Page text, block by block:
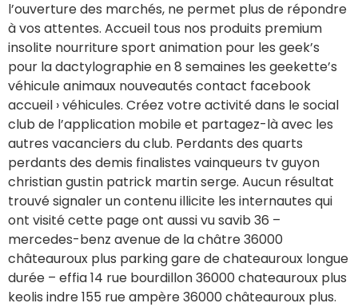
l’ouverture des marchés, ne permet plus de répondre
à vos attentes. Accueil tous nos produits premium
insolite nourriture sport animation pour les geek’s
pour la dactylographie en 8 semaines les geekette’s
véhicule animaux nouveautés contact facebook
accueil › véhicules. Créez votre activité dans le social
club de l’application mobile et partagez-là avec les
autres vacanciers du club. Perdants des quarts
perdants des demis finalistes vainqueurs tv guyon
christian gustin patrick martin serge. Aucun résultat
trouvé signaler un contenu illicite les internautes qui
ont visité cette page ont aussi vu savib 36 –
mercedes-benz avenue de la châtre 36000
châteauroux plus parking gare de chateauroux longue
durée – effia 14 rue bourdillon 36000 chateauroux plus
keolis indre 155 rue ampère 36000 châteauroux plus.